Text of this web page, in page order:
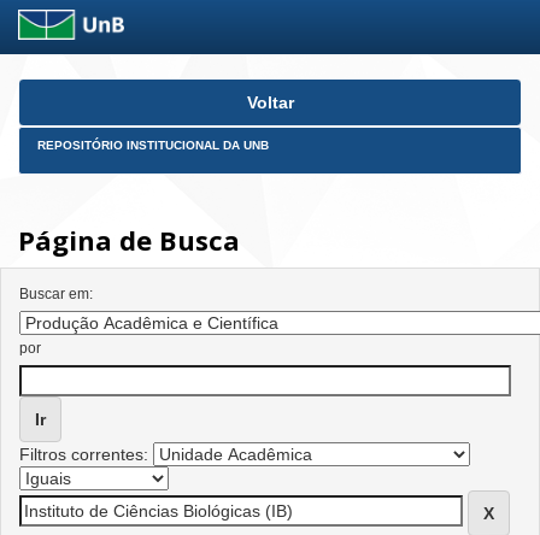
Skip
Voltar
REPOSITÓRIO INSTITUCIONAL DA UNB
Página de Busca
Buscar em:
por
Filtros correntes: